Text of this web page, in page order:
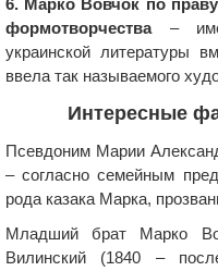
6. Марко Вовчок по
формотворчества–
украинской литературы
ввела так называемого
Интересные
Псевдоним Марии
– согласно семейным
рода казака Марка,
Младший брат Марко
Вилинский (1840 –